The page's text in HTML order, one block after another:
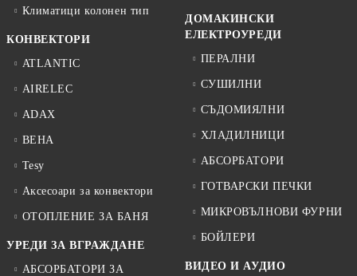
Климатици колонен тип
КОНВЕКТОРИ
ATLANTIC
AIRELEC
ADAX
BEHA
Tesy
Аксесоари за конвектори
ОТОПЛЕНИЕ ЗА БАНЯ
УРЕДИ ЗА ВГРАЖДАНЕ
АБСОРБАТОРИ ЗА
ДОМАКИНСКИ
ЕЛЕКТРОУРЕДИ
ПЕРАЛНИ
СУШИЛНИ
СЪДОМИЯЛНИ
ХЛАДИЛНИЦИ
АБСОРБАТОРИ
ГОТВАРСКИ ПЕЧКИ
МИКРОВЪЛНОВИ ФУРНИ
БОЙЛЕРИ
ВИДЕО И АУДИО